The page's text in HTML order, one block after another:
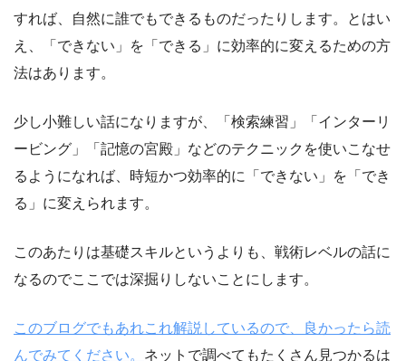
すれば、自然に誰でもできるものだったりします。とはい
え、「できない」を「できる」に効率的に変えるための方
法はあります。
少し小難しい話になりますが、「検索練習」「インターリ
ービング」「記憶の宮殿」などのテクニックを使いこなせ
るようになれば、時短かつ効率的に「できない」を「でき
る」に変えられます。
このあたりは基礎スキルというよりも、戦術レベルの話に
なるのでここでは深掘りしないことにします。
このブログでもあれこれ解説しているので、良かったら読
んでみてください。 ネットで調べてもたくさん見つかるは